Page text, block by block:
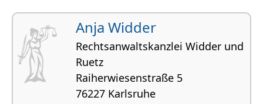
Anja Widder
Rechtsanwaltskanzlei Widder und
Ruetz
Raiherwiesenstraße 5
76227 Karlsruhe